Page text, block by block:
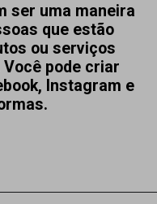
ser uma maneira
que estão
ou serviços
pode criar
Instagram e